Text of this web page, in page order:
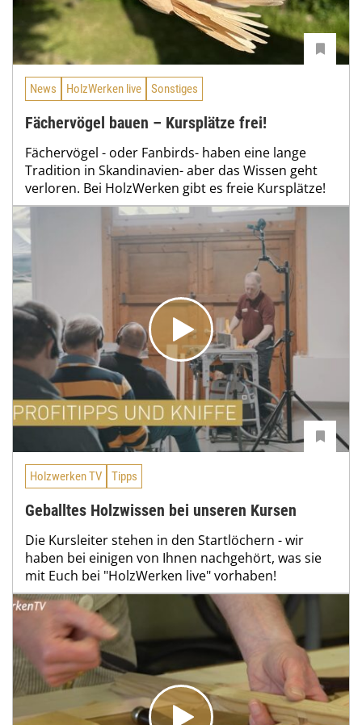
News HolzWerken live Sonstiges
Fächervögel bauen – Kursplätze frei!
Fächervögel - oder Fanbirds- haben eine lange
Tradition in Skandinavien- aber das Wissen geht
verloren. Bei HolzWerken gibt es freie Kursplätze!
Holzwerken TV Tipps
Geballtes Holzwissen bei unseren Kursen
Die Kursleiter stehen in den Startlöchern - wir
haben bei einigen von Ihnen nachgehört, was sie
mit Euch bei "HolzWerken live" vorhaben!